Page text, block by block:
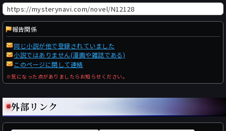
報告関係
同じ小説が他で登録されていました
小説ではありません(漫画や雑誌である)
このページに関して連絡
※気になった点がありましたらお知らせください。
外部リンク